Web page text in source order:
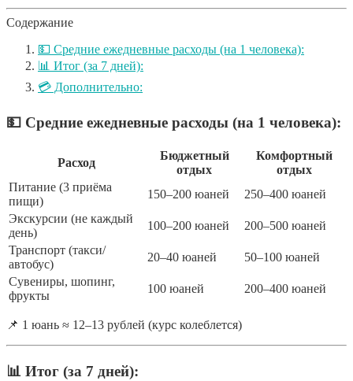
Содержание
💵 Средние ежедневные расходы (на 1 человека):
📊 Итог (за 7 дней):
💳 Дополнительно:
💵 Средние ежедневные расходы (на 1 человека):
Расход
Бюджетный
отдых
Комфортный
отдых
Питание (3 приёма
пищи)
150–200 юаней
250–400 юаней
Экскурсии (не каждый
день)
100–200 юаней
200–500 юаней
Транспорт (такси/
автобус)
20–40 юаней
50–100 юаней
Сувениры, шопинг,
фрукты
100 юаней 200–400 юаней
📌 1 юань ≈ 12–13 рублей (курс колеблется)
📊 Итог (за 7 дней):